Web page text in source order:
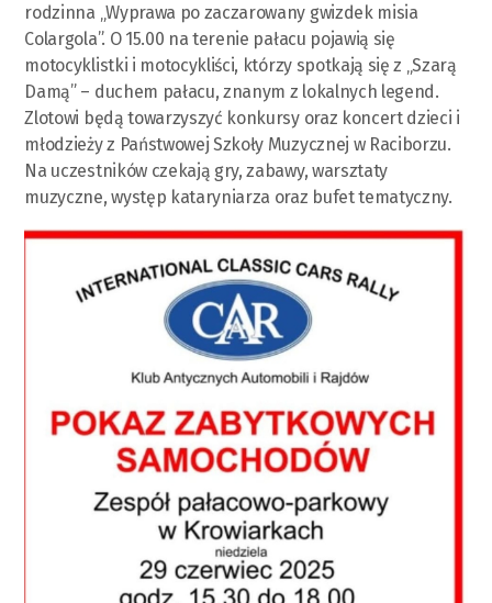
rodzinna „Wyprawa po zaczarowany gwizdek misia
Colargola”. O 15.00 na terenie pałacu pojawią się
motocyklistki i motocykliści, którzy spotkają się z „Szarą
Damą” – duchem pałacu, znanym z lokalnych legend.
Zlotowi będą towarzyszyć konkursy oraz koncert dzieci i
młodzieży z Państwowej Szkoły Muzycznej w Raciborzu.
Na uczestników czekają gry, zabawy, warsztaty
muzyczne, występ kataryniarza oraz bufet tematyczny.